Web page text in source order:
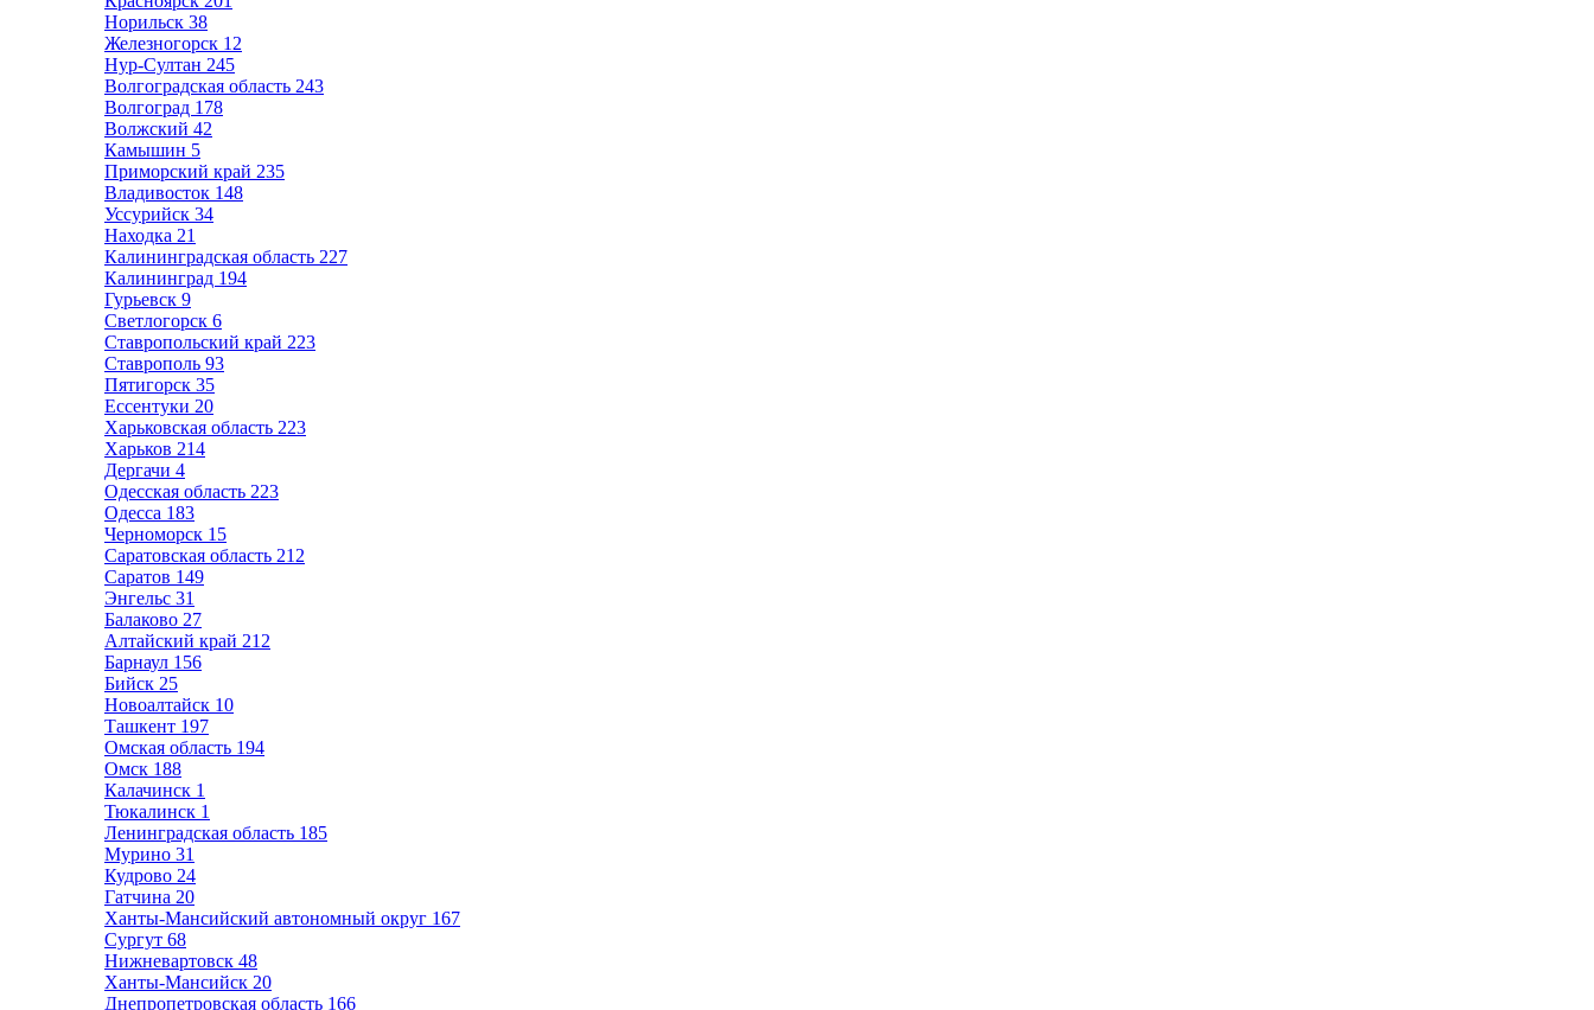
Норильск 38
Железногорск 12
Нур-Султан 245
Волгоградская область 243
Волгоград 178
Волжский 42
Камышин 5
Приморский край 235
Владивосток 148
Уссурийск 34
Находка 21
Калининградская область 227
Калининград 194
Гурьевск 9
Светлогорск 6
Ставропольский край 223
Ставрополь 93
Пятигорск 35
Ессентуки 20
Харьковская область 223
Харьков 214
Дергачи 4
Одесская область 223
Одесса 183
Черноморск 15
Саратовская область 212
Саратов 149
Энгельс 31
Балаково 27
Алтайский край 212
Барнаул 156
Бийск 25
Новоалтайск 10
Ташкент 197
Омская область 194
Омск 188
Калачинск 1
Тюкалинск 1
Ленинградская область 185
Мурино 31
Кудрово 24
Гатчина 20
Ханты-Мансийский автономный округ 167
Сургут 68
Нижневартовск 48
Ханты-Мансийск 20
Днепропетровская область 166